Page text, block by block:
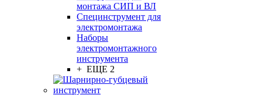
монтажа СИП и ВЛ
Специнструмент для
электромонтажа
Наборы
электромонтажного
инструмента
+ ЕЩЕ 2